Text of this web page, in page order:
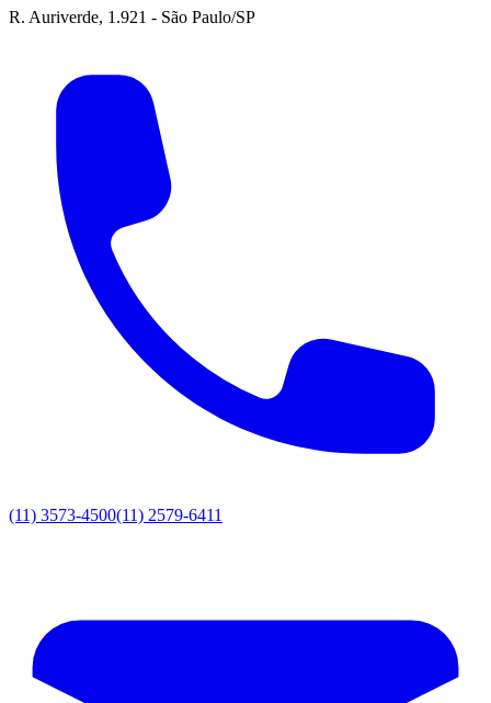
R. Auriverde, 1.921 - São Paulo/SP
(11) 3573-4500(11) 2579-6411